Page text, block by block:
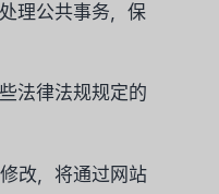
理公共事务，保
法律法规规定的
改，将通过网站